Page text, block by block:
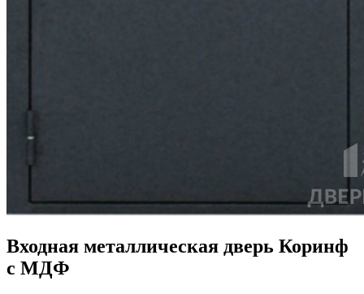
Входная металлическая дверь Коринф
с МДФ